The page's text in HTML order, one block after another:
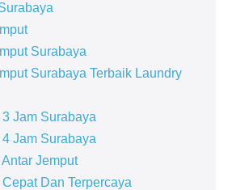
Surabaya
Surabaya Terbaik Laundry
Jam Surabaya
Jam Surabaya
Jemput
Dan Terpercaya